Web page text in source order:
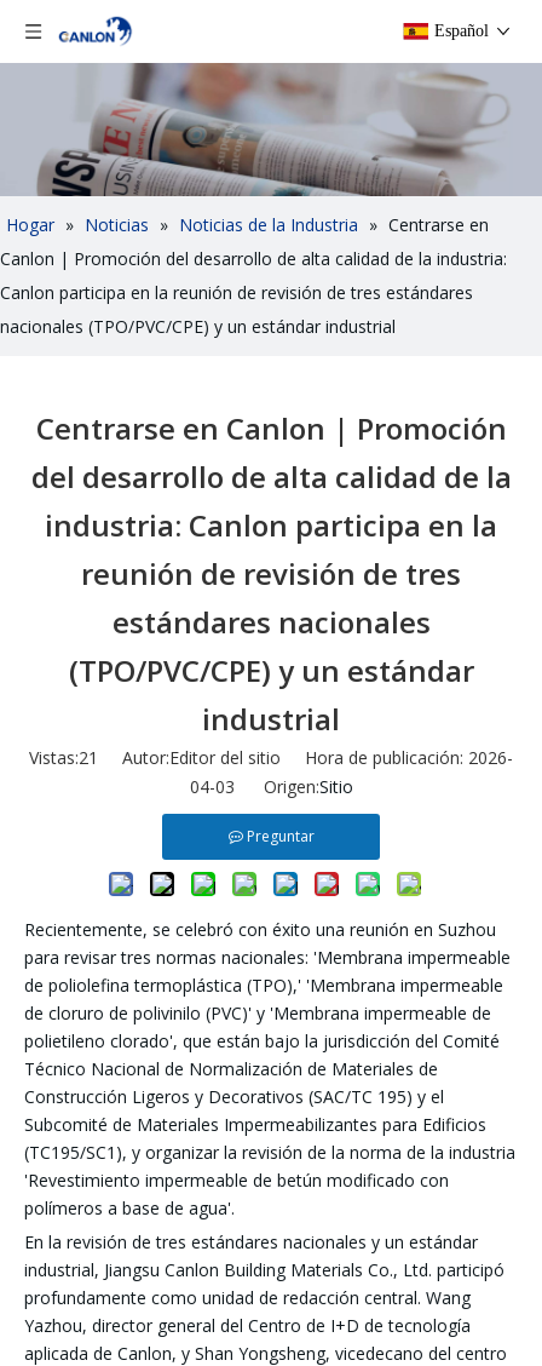
Español
Hogar » Noticias » Noticias de la Industria » Centrarse en
Canlon | Promoción del desarrollo de alta calidad de la industria:
Canlon participa en la reunión de revisión de tres estándares
nacionales (TPO/PVC/CPE) y un estándar industrial
Centrarse en Canlon | Promoción
del desarrollo de alta calidad de la
industria: Canlon participa en la
reunión de revisión de tres
estándares nacionales
(TPO/PVC/CPE) y un estándar
industrial
Vistas:21
Autor:Editor del sitio Hora de publicación: 2026-
04-03 Origen:Sitio
Preguntar
Recientemente, se celebró con éxito una reunión en Suzhou
para revisar tres normas nacionales: 'Membrana impermeable
de poliolefina termoplástica (TPO),' 'Membrana impermeable
de cloruro de polivinilo (PVC)' y 'Membrana impermeable de
polietileno clorado', que están bajo la jurisdicción del Comité
Técnico Nacional de Normalización de Materiales de
Construcción Ligeros y Decorativos (SAC/TC 195) y el
Subcomité de Materiales Impermeabilizantes para Edificios
(TC195/SC1), y organizar la revisión de la norma de la industria
'Revestimiento impermeable de betún modificado con
polímeros a base de agua'.
En la revisión de tres estándares nacionales y un estándar
industrial, Jiangsu Canlon Building Materials Co., Ltd. participó
profundamente como unidad de redacción central. Wang
Yazhou, director general del Centro de I+D de tecnología
aplicada de Canlon, y Shan Yongsheng, vicedecano del centro